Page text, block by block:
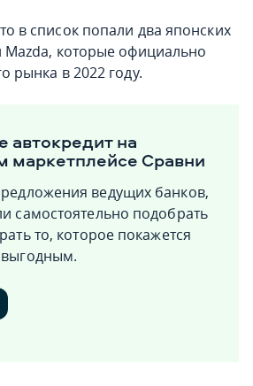
в список попали два японских
которые официально
рынка в 2022 году.
автокредит на
маркетплейсе Сравни
ведущих банков,
самостоятельно подобрать
то, которое покажется